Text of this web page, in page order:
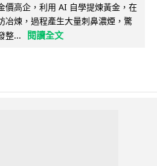
價高企，利用 AI 自學提煉黃金，在
冶煉，過程產生大量刺鼻濃煙，驚
整...
閱讀全文